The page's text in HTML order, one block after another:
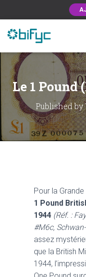
Le 1 Pound
Published by
Pour la Grande
1 Pound
1944 (Réf. :
#M6c,
assez
que la British
1944,